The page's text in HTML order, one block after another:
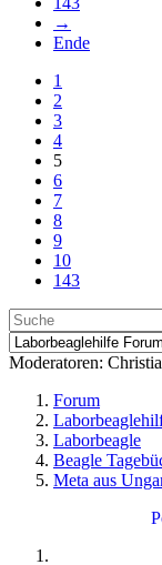
→
Ende
1
2
3
4
5
6
7
8
9
10
143
Moderatoren:
Forum
Laborbeagle
Beagle
Meta aus